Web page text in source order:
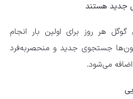
گوگل هر روز برای اولین بار انجام
جستجوی جدید و منحصربه‌فرد
می‌شود.